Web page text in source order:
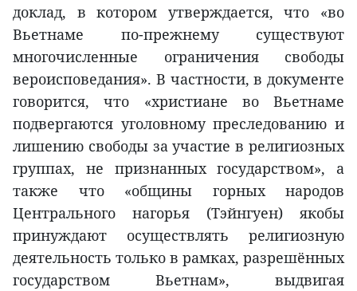
доклад, в котором утверждается, что «во
Вьетнаме по-прежнему существуют
многочисленные ограничения свободы
вероисповедания». В частности, в документе
говорится, что «христиане во Вьетнаме
подвергаются уголовному преследованию и
лишению свободы за участие в религиозных
группах, не признанных государством», а
также что «общины горных народов
Центрального нагорья (Тэйнгуен) якобы
принуждают осуществлять религиозную
деятельность только в рамках, разрешённых
государством Вьетнам», выдвигая